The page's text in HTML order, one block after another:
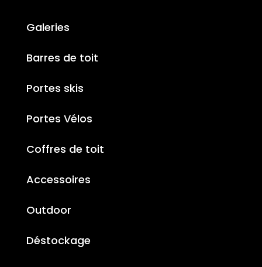
Galeries
Barres de toit
Portes skis
Portes Vélos
Coffres de toit
Accessoires
Outdoor
Déstockage